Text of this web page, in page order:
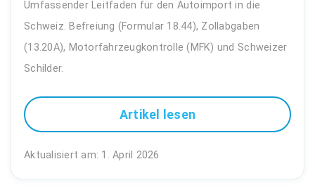
Umfassender Leitfaden für den Autoimport in die
Schweiz. Befreiung (Formular 18.44), Zollabgaben
(13.20A), Motorfahrzeugkontrolle (MFK) und Schweizer
Schilder.
Artikel lesen
Aktualisiert am: 1. April 2026